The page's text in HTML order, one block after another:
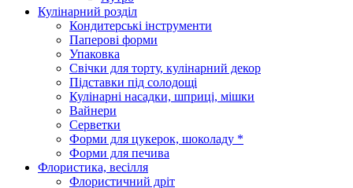
Кулінарний розділ
Кондитерські інструменти
Паперові форми
Упаковка
Свічки для торту, кулінарний декор
Підставки під солодощі
Кулінарні насадки, шприці, мішки
Вайнери
Серветки
Форми для цукерок, шоколаду *
Форми для печива
Флористика, весілля
Флористичний дріт